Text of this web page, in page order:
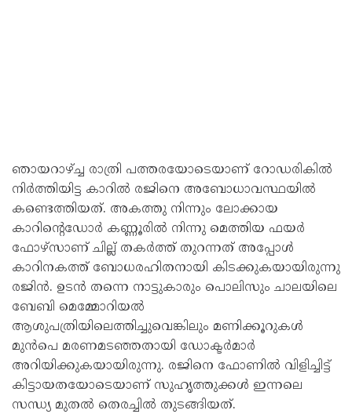
ഞായറാഴ്ച്ച രാത്രി പത്തരയോടെയാണ് റോഡരികിൽ
നിർത്തിയിട്ട കാറിൽ രജിനെ അബോധാവസ്ഥയിൽ
കണ്ടെത്തിയത്. അകത്തു നിന്നും ലോക്കായ
കാറിൻ്റെഡോർ കണ്ണൂരിൽ നിന്നു മെത്തിയ ഫയർ
ഫോഴ്സാണ് ചില്ല് തകർത്ത് തുറന്നത് അപ്പോൾ
കാറിനകത്ത് ബോധരഹിതനായി കിടക്കുകയായിരുന്നു
രജിൻ. ഉടൻ തന്നെ നാട്ടുകാരും പൊലിസും ചാലയിലെ
ബേബി മെമ്മോറിയൽ
ആശുപത്രിയിലെത്തിച്ചുവെങ്കിലും മണിക്കൂറുകൾ
മുൻപെ മരണമടഞ്ഞതായി ഡോക്ടർമാർ
അറിയിക്കുകയായിരുന്നു. രജിനെ ഫോണിൽ വിളിച്ചിട്ട്
കിട്ടായതയോടെയാണ് സുഹൃത്തുക്കൾ ഇന്നലെ
സന്ധ്യ മുതൽ തെരച്ചിൽ തുടങ്ങിയത്.